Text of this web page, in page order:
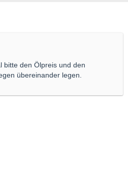
bitte den Ölpreis und den
übereinander legen.